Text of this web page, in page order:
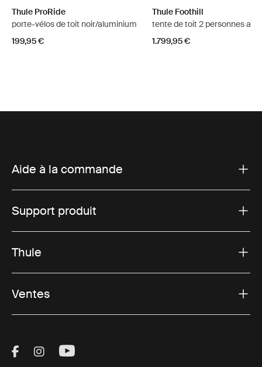
Thule ProRide
porte-vélos de toit noir/aluminium
199,95 €
Thule Foothill
tente de toit 2 personnes
1.799,95 €
Aide à la commande
Support produit
Thule
Ventes
Visit Thule on Facebook (external link)
Visit Thule on Instagram (external link)
Visit Thule on Youtube (external